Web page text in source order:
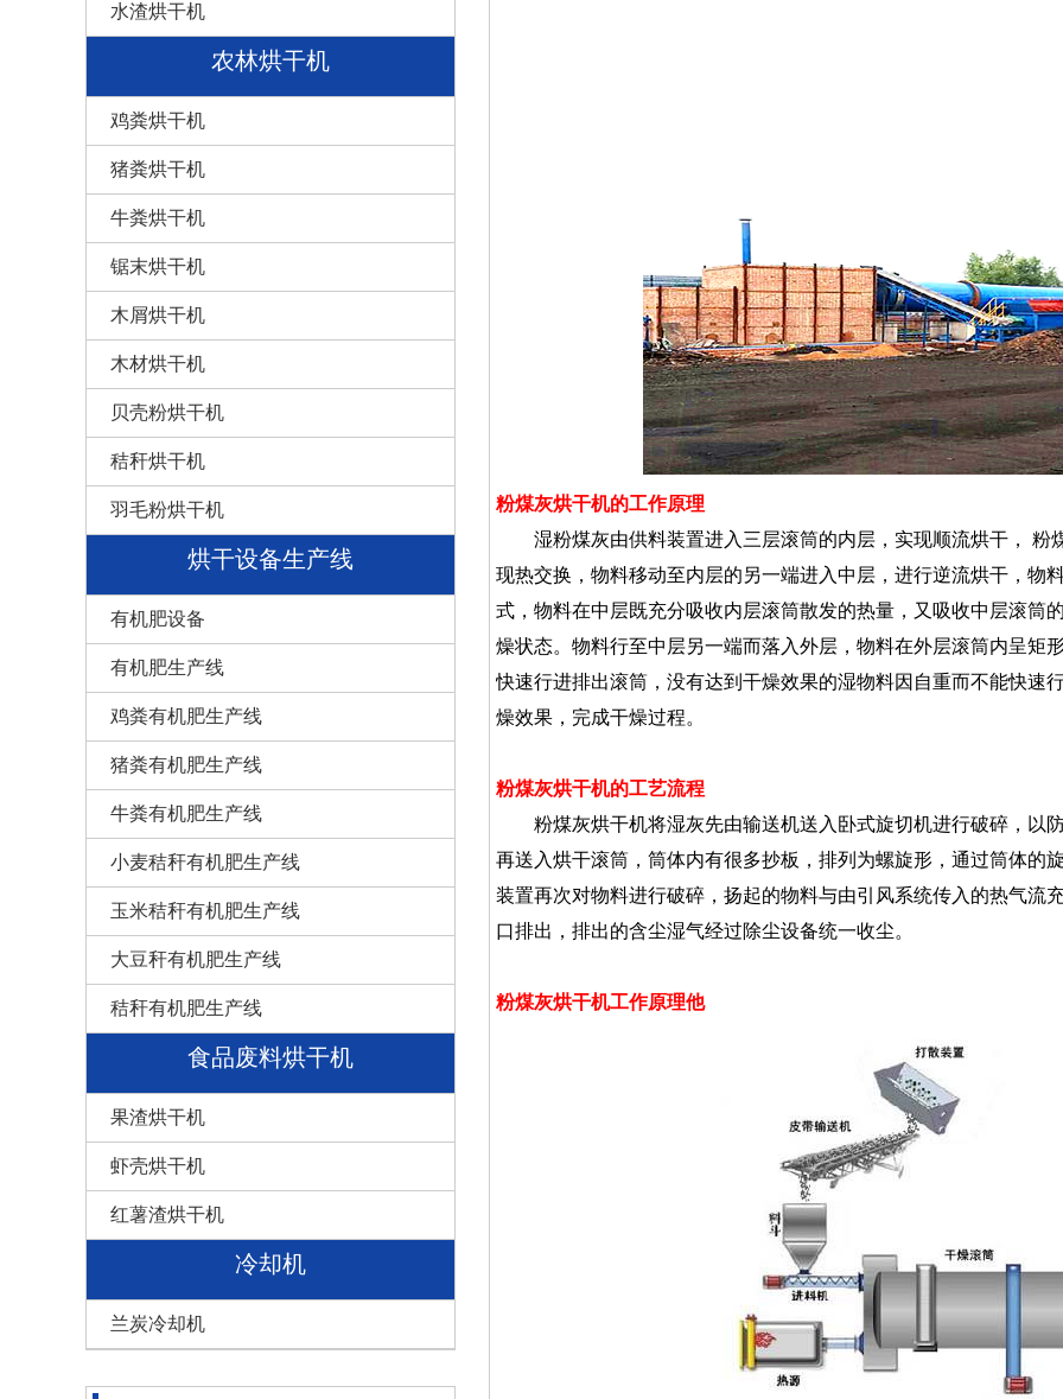
水渣烘干机
农林烘干机
鸡粪烘干机
猪粪烘干机
牛粪烘干机
锯末烘干机
木屑烘干机
木材烘干机
贝壳粉烘干机
秸秆烘干机
羽毛粉烘干机
烘干设备生产线
有机肥设备
有机肥生产线
鸡粪有机肥生产线
猪粪有机肥生产线
牛粪有机肥生产线
小麦秸秆有机肥生产线
玉米秸秆有机肥生产线
大豆秆有机肥生产线
秸秆有机肥生产线
食品废料烘干机
果渣烘干机
虾壳烘干机
红薯渣烘干机
冷却机
兰炭冷却机
粉煤灰烘干机的工作原理
湿粉煤灰由供料装置进入三层滚筒的内层，实现顺流烘干， 粉
现热交换，物料移动至内层的另一端进入中层，进行逆流烘干，物
式，物料在中层既充分吸收内层滚筒散发的热量，又吸收中层滚筒
燥状态。物料行至中层另一端而落入外层，物料在外层滚筒内呈矩
快速行进排出滚筒，没有达到干燥效果的湿物料因自重而不能快速
燥效果，完成干燥过程。
粉煤灰烘干机的工艺流程
粉煤灰烘干机将湿灰先由输送机送入卧式旋切机进行破碎，以
再送入烘干滚筒，筒体内有很多抄板，排列为螺旋形，通过筒体的
装置再次对物料进行破碎，扬起的物料与由引风系统传入的热气流
口排出，排出的含尘湿气经过除尘设备统一收尘。
粉煤灰烘干机工作原理他